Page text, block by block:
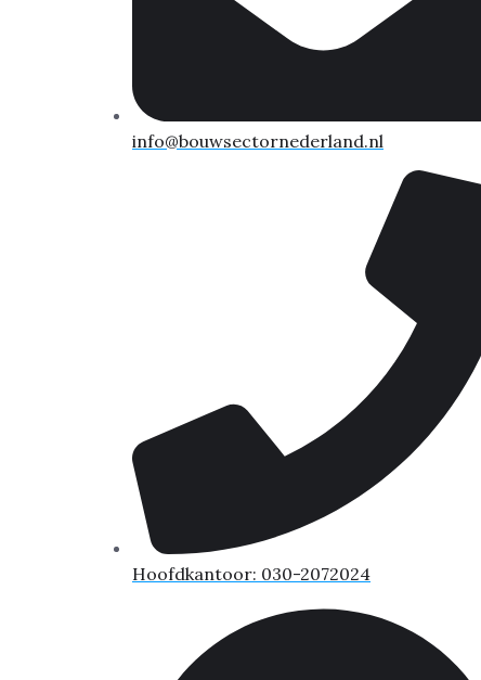
info@bouwsectornederland.nl
Hoofdkantoor: 030-2072024